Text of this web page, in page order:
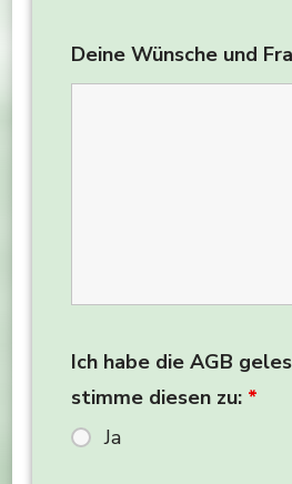
Deine Wünsche und
Ich habe die AGB
stimme diesen zu: *
Ja